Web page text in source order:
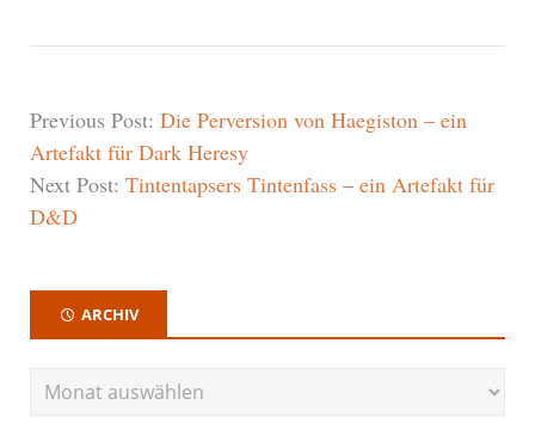
Previous Post: Die Perversion von Haegiston – ein
Artefakt für Dark Heresy
Next Post: Tintentapsers Tintenfass – ein Artefakt für
D&D
ARCHIV